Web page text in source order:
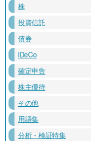
株
投資信託
債券
iDeCo
確定申告
株主優待
その他
用語集
分析・検証特集